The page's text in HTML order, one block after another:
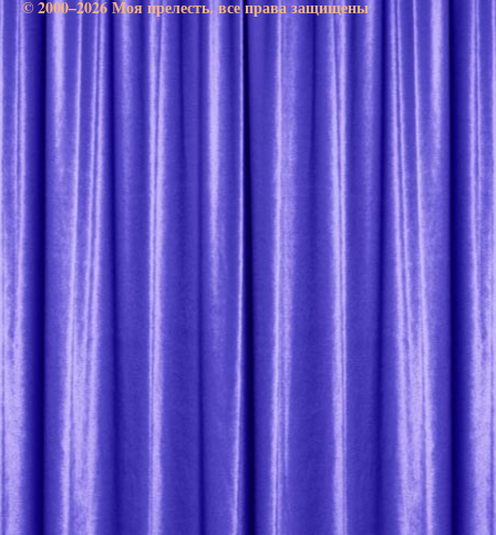
© 2000–2026 Моя прелесть. все права защищены